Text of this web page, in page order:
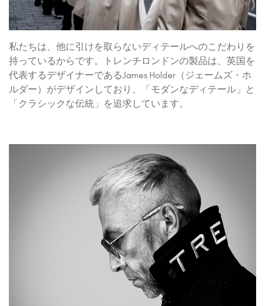
私たちは、他に引けを取らないディテールへのこだわりを
持っているからです。トレンチロンドンの製品は、英国を
代表するデザイナーであるJames Holder（ジェームズ・ホ
ルダー）がデザインしており、「モダンなディテール」と
「クラシックな伝統」を追求しています。